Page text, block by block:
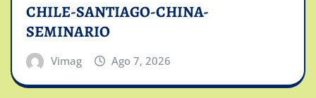
CHILE-SANTIAGO-CHINA-
SEMINARIO
Vimag Ago 7, 2026